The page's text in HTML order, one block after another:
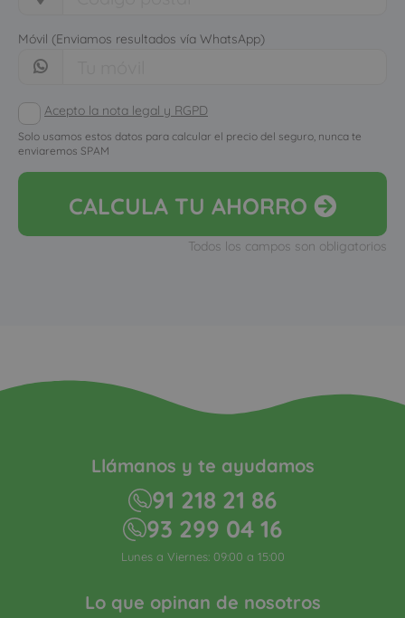
Móvil (Enviamos resultados vía WhatsApp)
Acepto la nota legal y RGPD
Solo usamos estos datos para calcular el precio del seguro, nunca te
enviaremos SPAM
CALCULA TU AHORRO
Todos los campos son obligatorios
Lo que opinan de nosotros
Llámanos y te ayudamos
91 218 21 86
93 299 04 16
Lunes a Viernes: 09:00 a 15:00